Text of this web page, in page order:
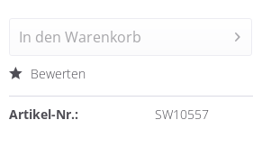
In den Warenkorb
Bewerten
Artikel-Nr.: SW10557